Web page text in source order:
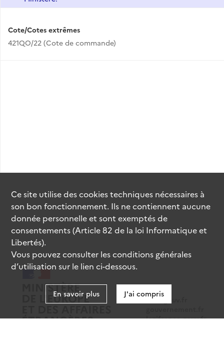
Cote/Cotes extrêmes
421QO/22 (Cote de commande)
data.gouv.fr
legifrance.gouv.fr
Ce site utilise descookiestechniques nécessaires à
son bon fonctionnement. Ils ne contiennent aucune
donnée personnelle et sont exemptés de
consentements (Article 82 de la loi Informatique et
Libertés).
Vous pouvez consulter les conditions générales
d’utilisation sur le lien ci-dessous.
En savoir plus J'ai compris